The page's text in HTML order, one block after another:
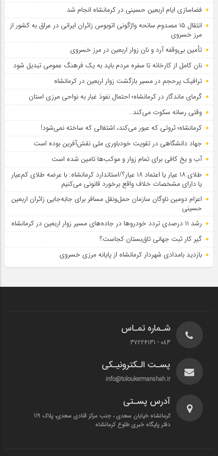
فضاسازی ایام اربعین حسینی در کرمانشاه انجام شد
انتقال ۱۵ مصدوم سانحه واژگونی اتوبوس زائران ایرانی در عراق به کشور از
مرز خسروی
تأمین بی‌وقفه آرد و نان زوار اربعین در مرز خسروی
نان کامل از کارخانه تا سفره مردم باید به یک فرهنگ عمومی تبدیل شود
ترافیک پرحجم در مسیر بازگشت زوار اربعین در کرمانشاه
گرمای ماندگار در کرمانشاه؛ احتمال نفوذ غبار به نواحی مرزی استان
وقتی رسانه سکوت می‌کند…
کرمانشاه؛ ثروتی که عبور می‌کند، اشتغالی که ساخته نمی‌شود!
جهاد دانشگاهی در تقویت خودباوری ملی نقش‌آفرین بوده است
آب و یخ کافی برای تمام زوار و موکب‌ها تامین شده است
طلای ۱۸ عیار یا اعتماد ۱۸ عیار؟/استاندارد کرمانشاه: با عرضه طلای کم‌عیار
یا دارای مشخصات خلاف واقع برخورد قانونی می‌کنیم
اعزام دومین ناوگان سازمان حمل‌ونقل مسافر برای جابه‌جایی زائران اربعین
حسینی
رشد ۱۱ درصدی تردد خودروها در جاده‌های مسیر زوار اربعین در کرمانشاه
گیر کار ثبت جهانی تاق‌بستان کجاست؟
بازدید بامدادی شهردار کرمانشاه از پایانه مرزی خسروی
شـماره تمـاس
083 - 37224131
پسـت الـکترونیـکی
info@toloukermanshah.ir
آدرس پسـتی
کرمانشاه خیابان سعدی ، جنب مرکز قنادی سعدی، پلاک 119
دفتر پایگاه خبری طلوع کرمانشاه